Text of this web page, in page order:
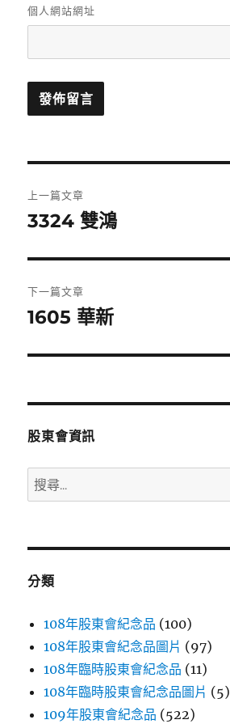
個人網站網址
章
覽
上一篇文章
上
篇
文
章:
3324 雙鴻
下一篇文章
下
篇
章:
1605 華新
股東會資訊
搜
尋
鍵
分類
108年股東會紀念品 (100)
108年股東會紀念品圖片 (97)
108年臨時股東會紀念品 (11)
108年臨時股東會紀念品圖片 (5)
109年股東會紀念品 (522)